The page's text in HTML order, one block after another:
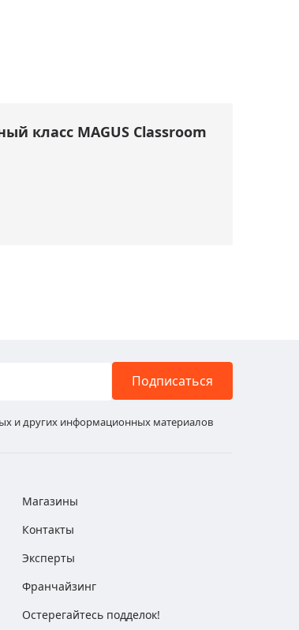
класс MAGUS Classroom
Подписаться
и других информационных материалов
Магазины
Контакты
Эксперты
Франчайзинг
Остерегайтесь подделок!